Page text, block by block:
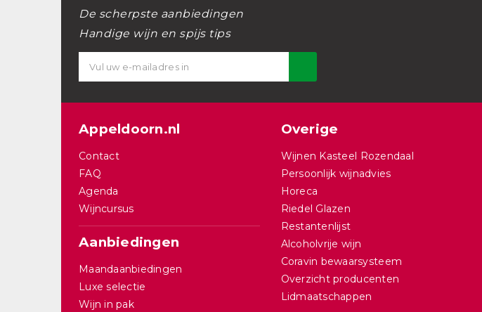
De scherpste aanbiedingen
Handige wijn en spijs tips
Appeldoorn.nl
Contact
FAQ
Agenda
Wijncursus
Aanbiedingen
Maandaanbiedingen
Luxe selectie
Wijn in pak
Overige
Wijnen Kasteel Rozendaal
Persoonlijk wijnadvies
Horeca
Riedel Glazen
Restantenlijst
Alcoholvrije wijn
Coravin bewaarsysteem
Overzicht producenten
Lidmaatschappen